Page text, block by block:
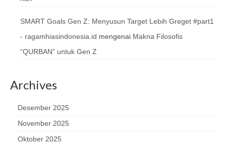
SMART Goals Gen Z: Menyusun Target Lebih Greget #part1
- ragamhiasindonesia.id mengenai Makna Filosofis
“QURBAN” untuk Gen Z
Archives
Desember 2025
November 2025
Oktober 2025